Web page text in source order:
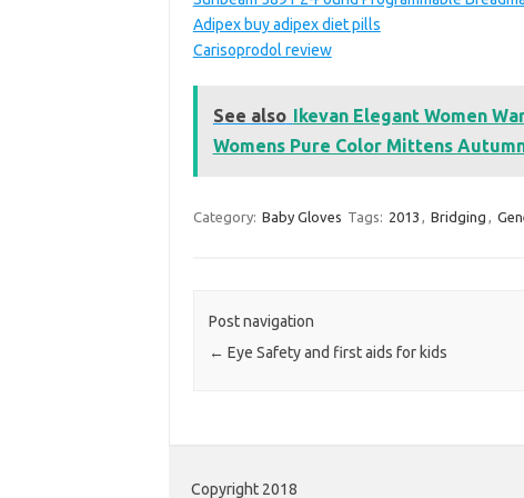
Adipex buy adipex diet pills
Carisoprodol review
See also Ikevan Elegant Women
Womens Pure Color Mittens
Category: Baby Gloves Tags: 2013 , Bridging ,
Post navigation
← Eye Safety and first aids for kids
Copyright 2018